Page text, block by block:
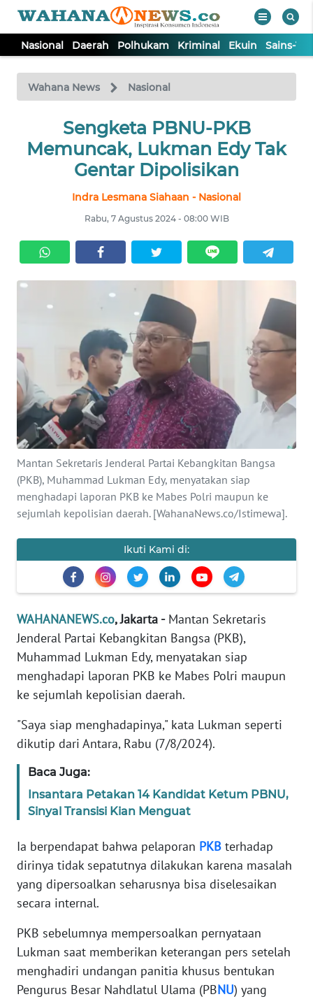
Nasional Daerah Polhukam Kriminal Ekuin Sains-
Wahana News Nasional
Sengketa PBNU-PKB
Memuncak, Lukman Edy Tak
Gentar Dipolisikan
Indra Lesmana Siahaan - Nasional
Rabu, 7 Agustus 2024 - 08:00 WIB
Mantan Sekretaris Jenderal Partai Kebangkitan Bangsa
(PKB), Muhammad Lukman Edy, menyatakan siap
menghadapi laporan PKB ke Mabes Polri maupun ke
sejumlah kepolisian daerah. [WahanaNews.co/Istimewa].
Ikuti Kami di:
WAHANANEWS.co, Jakarta -Mantan Sekretaris
Jenderal Partai Kebangkitan Bangsa (PKB),
Muhammad Lukman Edy, menyatakan siap
menghadapi laporan PKB ke Mabes Polri maupun
ke sejumlah kepolisian daerah.
"Saya siap menghadapinya," kata Lukman seperti
dikutip dari Antara, Rabu (7/8/2024).
Baca Juga:
Insantara Petakan 14 Kandidat Ketum PBNU,
Sinyal Transisi Kian Menguat
Ia berpendapat bahwa pelaporan PKB terhadap
dirinya tidak sepatutnya dilakukan karena masalah
yang dipersoalkan seharusnya bisa diselesaikan
secara internal.
PKB sebelumnya mempersoalkan pernyataan
Lukman saat memberikan keterangan pers setelah
menghadiri undangan panitia khusus bentukan
Pengurus Besar Nahdlatul Ulama (PBNU) yang
TV
Tutup
NASIONAL
POLHUKAM
KRIMINAL
EKUIN
KESEHATAN
INTERNASIONAL
SERBA-SERBI
PENDIDIKAN
OLAHRAGA
EDITORIAL
Informasi
INDEKS
BERITA
KAMI
INFO
IKLAN
TENTANG
PEDOMAN
MEDIA
SIBER
REDAKSI
KARIR